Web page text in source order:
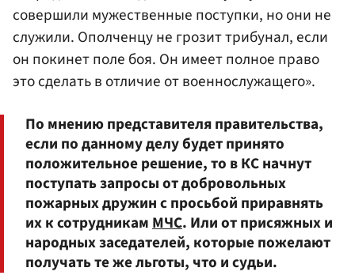
совершили мужественные поступки, но они не
служили. Ополченцу не грозит трибунал, если
он покинет поле боя. Он имеет полное право
это сделать в отличие от военнослужащего».
По мнению представителя правительства,
если по данному делу будет принято
положительное решение, то в КС начнут
поступать запросы от добровольных
пожарных дружин с просьбой приравнять
их к сотрудникамМЧС. Или от присяжных и
народных заседателей, которые пожелают
получать те же льготы, что и судьи.